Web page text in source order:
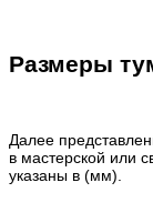
Размеры
Далее
в мастерской или
указаны в (мм).